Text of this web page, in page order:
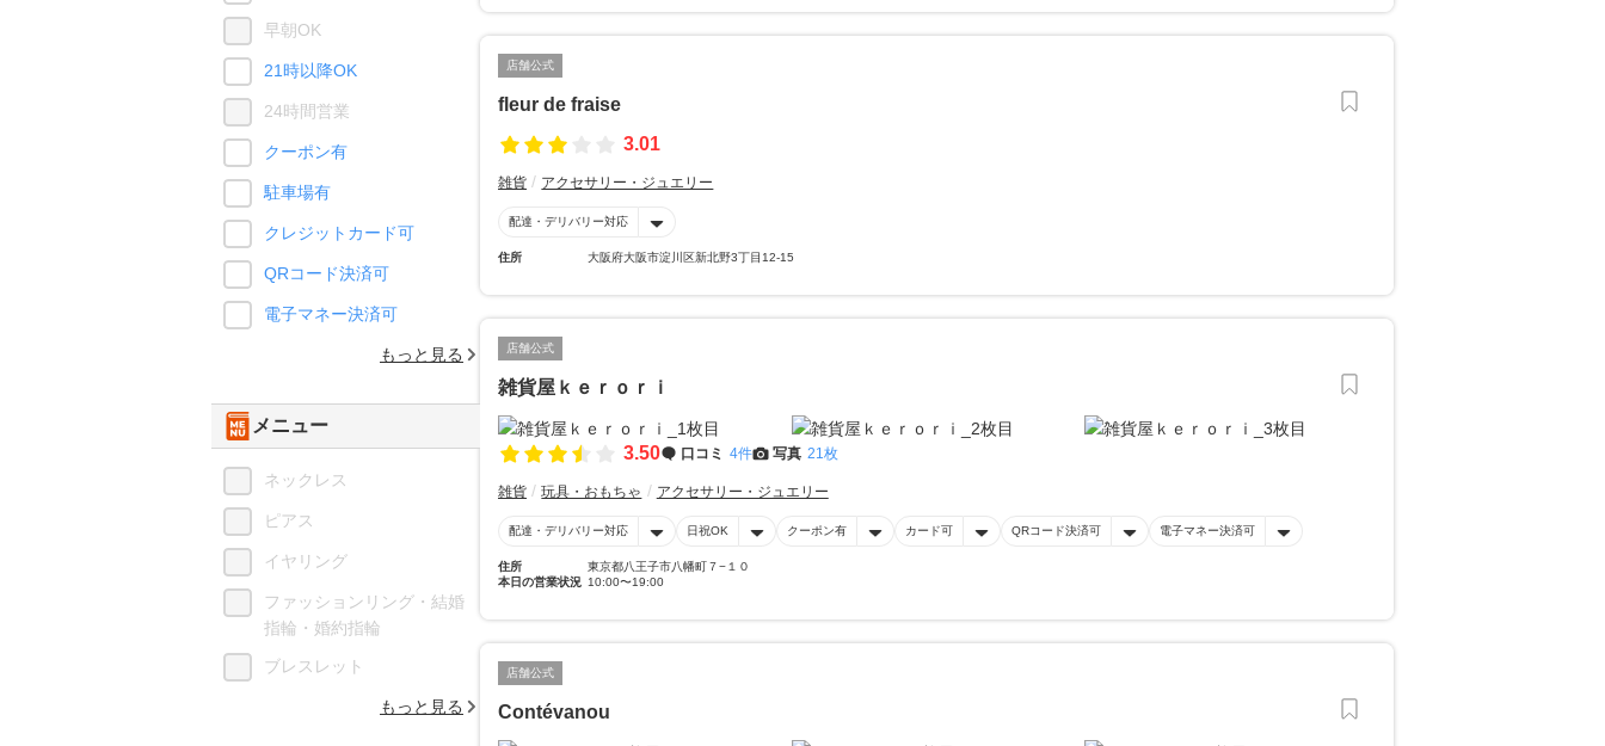
店舗公式
fleur de fraise
3.01
雑貨 アクセサリー・ジュエリー
配達・デリバリー対応
住所 大阪府大阪市淀川区新北野3丁目12-15
店舗公式
雑貨屋ｋｅｒｏｒｉ
3.50 口コミ 4件 写真 21枚
雑貨 玩具・おもちゃ アクセサリー・ジュエリー
配達・デリバリー対応 日祝OK クーポン有 カード可 QRコード決済可 電子マネー決済可
住所
東京都八王子市八幡町７−１０
本日の営業状況 10:00〜19:00
店舗公式
Contévanou
早朝OK
21時以降OK
24時間営業
クーポン有
駐車場有
クレジットカード可
QRコード決済可
電子マネー決済可
もっと見る
メニュー
ネックレス
ピアス
イヤリング
ファッションリング・結婚
指輪・婚約指輪
ブレスレット
もっと見る